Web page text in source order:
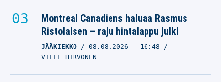
Montreal Canadiens haluaa Rasmus
Ristolaisen – raju hintalappu julki
JÄÄKIEKKO 08.08.2026 - 16:48
VILLE HIRVONEN